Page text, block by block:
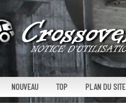
NOUVEAU TOP PLAN DU SITE